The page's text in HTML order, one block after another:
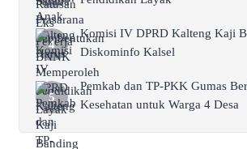
Komisi IV DPRD Kalteng Kaji
Diskominfo Kalsel
Pemkab dan TP-PKK Gumas
Kesehatan untuk Warga 4 Desa